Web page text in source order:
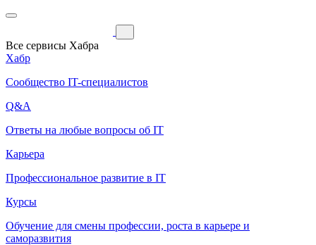
Все сервисы Хабра
Хабр
Сообщество IT-специалистов
Q&A
Ответы на любые вопросы об IT
Карьера
Профессиональное развитие в IT
Курсы
Обучение для смены профессии, роста в карьере и
саморазвития